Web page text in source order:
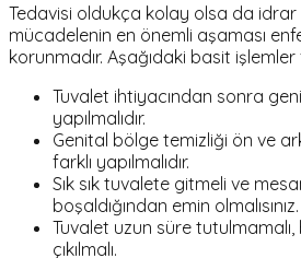
Tedavisi oldukça kolay olsa da idrar
mücadelenin en önemli aşaması
korunmadır. Aşağıdaki basit işlemler
Tuvalet ihtiyacından sonra
yapılmalıdır.
Genital bölge temizliği ön ve
farklı yapılmalıdır.
Sık sık tuvalete gitmeli ve
boşaldığından emin olmalısınız.
Tuvalet uzun süre
çıkılmalı.